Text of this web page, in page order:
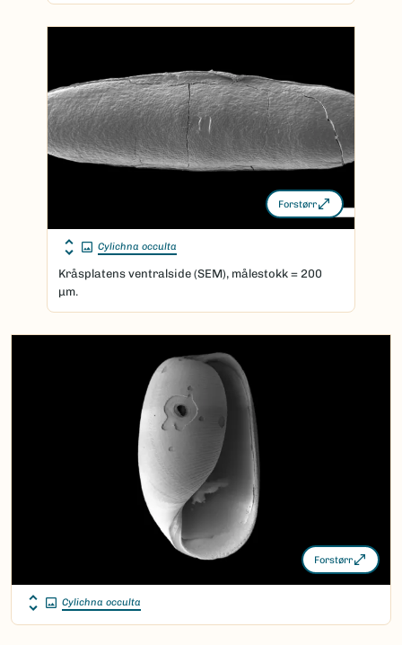
Forstørr
Cylichna occulta
Kråsplatens ventralside (SEM), målestokk = 200
μm.
Forstørr
Cylichna occulta